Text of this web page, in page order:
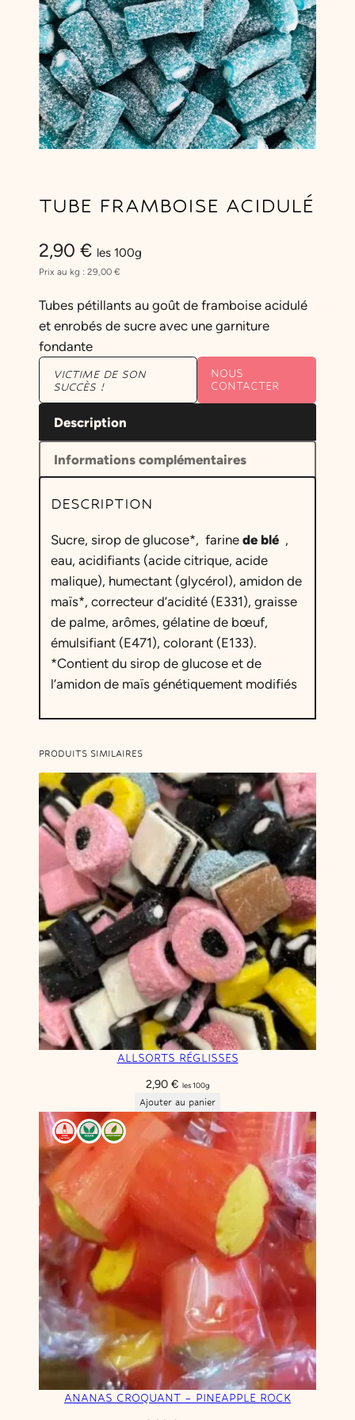
TUBE FRAMBOISE ACIDULÉ
2,90 € les 100g
Prix au kg : 29,00 €
Tubes pétillants au goût de framboise acidulé
et enrobés de sucre avec une garniture
fondante
VICTIME DE SON
SUCCÈS !
NOUS
CONTACTER
Description
Informations complémentaires
DESCRIPTION
Sucre, sirop de glucose*, farinede blé ,
eau, acidifiants (acide citrique, acide
malique), humectant (glycérol), amidon de
maïs*, correcteur d’acidité (E331), graisse
de palme, arômes, gélatine de bœuf,
émulsifiant (E471), colorant (E133).
*Contient du sirop de glucose et de
l’amidon de maïs génétiquement modifiés
PRODUITS SIMILAIRES
ALLSORTS RÉGLISSES
2,90 € les 100g
Ajouter au panier
ANANAS CROQUANT – PINEAPPLE ROCK